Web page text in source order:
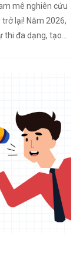
mê nghiên cứu
lại! Năm 2026,
thi đa dạng, tạo